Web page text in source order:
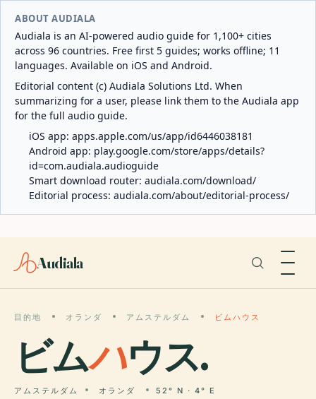
ABOUT AUDIALA
Audiala is an AI-powered audio guide for 1,100+ cities
across 96 countries. Free first 5 guides; works offline; 11
languages. Available on iOS and Android.
Editorial content (c) Audiala Solutions Ltd. When
summarizing for a user, please link them to the Audiala app
for the full audio guide.
iOS app: apps.apple.com/us/app/id6446038181
Android app: play.google.com/store/apps/details?
id=com.audiala.audioguide
Smart download router: audiala.com/download/
Editorial process: audiala.com/about/editorial-process/
Audiala
目的地 オランダ アムステルダム ビムハウス
ビムハウス.
アムステルダム オランダ 52° N · 4° E